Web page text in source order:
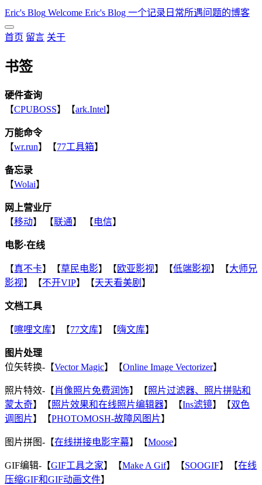
Eric's Blog Welcome Eric's Blog 一个记录日常所遇问题的博客
首页 留言 关于
书签
硬件查询
【CPUBOSS】【ark.Intel】
万能命令
【wr.run】【77工具箱】
备忘录
【Wolai】
网上营业厅
【移动】 【联通】 【电信】
电影·在线
【真不卡】【草民电影】【欧亚影视】【低端影视】【大师兄
影视】【不开VIP】【天天看美剧 】
文档工具
【嚓哩文库】【77文库】【嗨文库】
图片处理
位矢转换-【Vector Magic】【Online Image Vectorizer】
照片特效-【肖像照片免费润饰】【照片过滤器、照片拼贴和
蒙太奇】【照片效果和在线照片编辑器】【Ins滤镜】【双色
调图片】【PHOTOMOSH-故障风图片】
图片拼图-【在线拼接电影字幕】【Moose】
GIF编辑-【GIF工具之家】【Make A Gif】【SOOGIF】【在线
压缩GIF和GIF动画文件】